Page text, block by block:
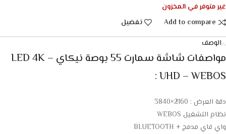
غير متوفر في المخزون
Add to compare
تفضيل
الوصف
مواصفات شاشة سمارت 55 بوصة نيكاي – LED 4K
UHD – WEBOS :
دقة العرض : 2160×3840
نظام التشغيل WEBOS
واي فاي مدمج + BLUETOOTH